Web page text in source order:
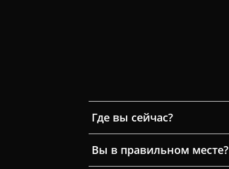
Где вы сейчас?
Вы в правильном месте?